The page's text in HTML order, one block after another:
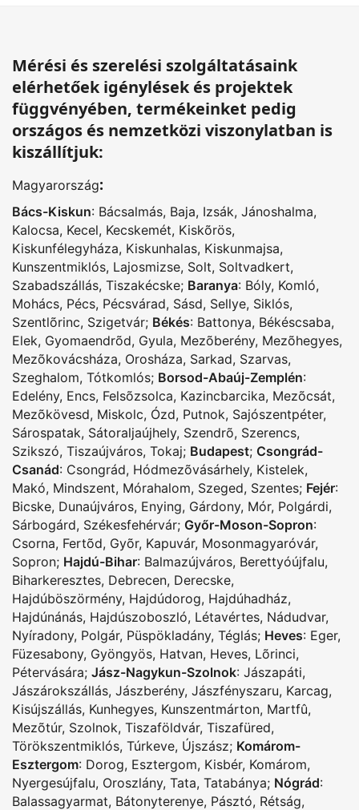
Mérési és szerelési szolgáltatásaink
elérhetőek igénylések és projektek
függvényében, termékeinket pedig
országos és nemzetközi viszonylatban is
kiszállítjuk:
Magyarország:
Bács-Kiskun: Bácsalmás, Baja, Izsák, Jánoshalma,
Kalocsa, Kecel, Kecskemét, Kiskõrös,
Kiskunfélegyháza, Kiskunhalas, Kiskunmajsa,
Kunszentmiklós, Lajosmizse, Solt, Soltvadkert,
Szabadszállás, Tiszakécske; Baranya: Bóly, Komló,
Mohács, Pécs, Pécsvárad, Sásd, Sellye, Siklós,
Szentlõrinc, Szigetvár; Békés: Battonya, Békéscsaba,
Elek, Gyomaendrõd, Gyula, Mezõberény, Mezõhegyes,
Mezõkovácsháza, Orosháza, Sarkad, Szarvas,
Szeghalom, Tótkomlós; Borsod-Abaúj-Zemplén:
Edelény, Encs, Felsõzsolca, Kazincbarcika, Mezõcsát,
Mezõkövesd, Miskolc, Ózd, Putnok, Sajószentpéter,
Sárospatak, Sátoraljaújhely, Szendrõ, Szerencs,
Szikszó, Tiszaújváros, Tokaj; Budapest; Csongrád-
Csanád: Csongrád, Hódmezõvásárhely, Kistelek,
Makó, Mindszent, Mórahalom, Szeged, Szentes; Fejér:
Bicske, Dunaújváros, Enying, Gárdony, Mór, Polgárdi,
Sárbogárd, Székesfehérvár; Győr-Moson-Sopron:
Csorna, Fertõd, Gyõr, Kapuvár, Mosonmagyaróvár,
Sopron; Hajdú-Bihar: Balmazújváros, Berettyóújfalu,
Biharkeresztes, Debrecen, Derecske,
Hajdúböszörmény, Hajdúdorog, Hajdúhadház,
Hajdúnánás, Hajdúszoboszló, Létavértes, Nádudvar,
Nyíradony, Polgár, Püspökladány, Téglás; Heves: Eger,
Füzesabony, Gyöngyös, Hatvan, Heves, Lõrinci,
Pétervására; Jász-Nagykun-Szolnok: Jászapáti,
Jászárokszállás, Jászberény, Jászfényszaru, Karcag,
Kisújszállás, Kunhegyes, Kunszentmárton, Martfû,
Mezõtúr, Szolnok, Tiszaföldvár, Tiszafüred,
Törökszentmiklós, Túrkeve, Újszász; Komárom-
Esztergom: Dorog, Esztergom, Kisbér, Komárom,
Nyergesújfalu, Oroszlány, Tata, Tatabánya; Nógrád:
Balassagyarmat, Bátonyterenye, Pásztó, Rétság,